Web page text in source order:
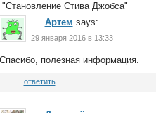
"Становление Стива Джобса"
Артем says:
29 января 2016 в 13:33
Спасибо, полезная информация.
ответить